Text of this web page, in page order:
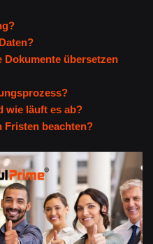
übersetzen
wie läuft es ab?
Fristen beachten?